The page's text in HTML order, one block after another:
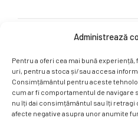
Administrează
Pentru a oferi cea mai bună
uri, pentru a stoca și/sau accesa
Consimțământul pentru aceste
cum ar fi comportamentul de navigare
nu îți dai consimțământul sau îți retragi
afecte negative asupra unor anumite
Ne puteți găsi și pe rețelele sociale.